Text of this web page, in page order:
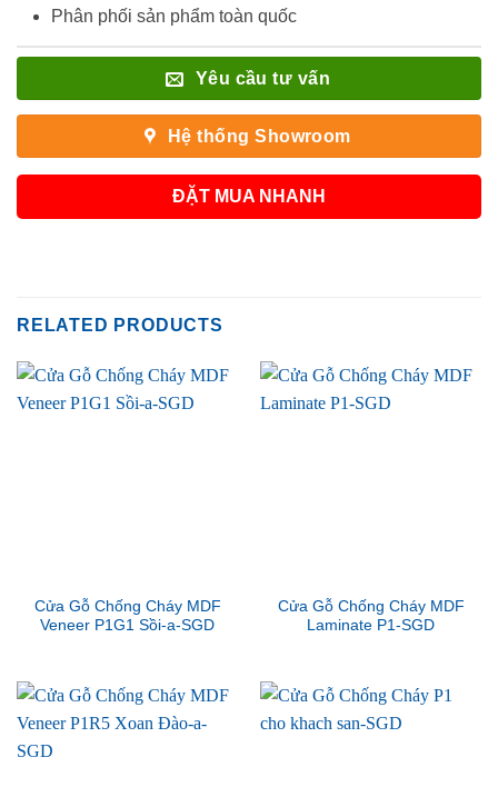
Phân phối sản phẩm toàn quốc
Yêu cầu tư vấn
Hệ thống Showroom
ĐẶT MUA NHANH
RELATED PRODUCTS
Cửa Gỗ Chống Cháy MDF
Veneer P1G1 Sồi-a-SGD
Cửa Gỗ Chống Cháy MDF
Laminate P1-SGD